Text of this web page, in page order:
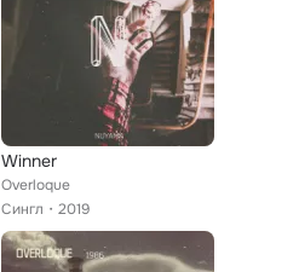
Winner
Overloque
Сингл
2019